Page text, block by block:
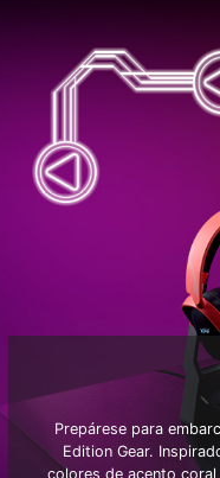
Prepárese para
Edition Gear.
colores de acento